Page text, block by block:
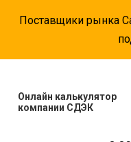
Поставщики рынка
Онлайн калькулятор
компании СДЭК